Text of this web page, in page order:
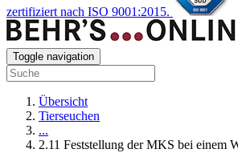
zertifiziert nach ISO 9001:2015.
Toggle navigation
Übersicht
Tierseuchen
...
2.11 Feststellung der MKS bei einem